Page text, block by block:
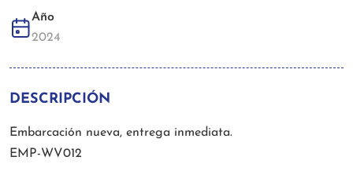
Año
2024
DESCRIPCIÓN
Embarcación nueva, entrega inmediata.
EMP-WV012